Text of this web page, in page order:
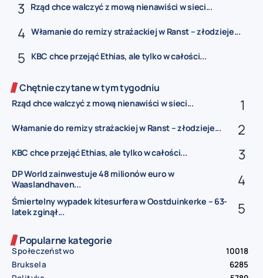
Rząd chce walczyć z mową nienawiści w sieci...
Włamanie do remizy strażackiej w Ranst – złodzieje...
KBC chce przejąć Ethias, ale tylko w całości...
Chętnie czytane w tym tygodniu
Rząd chce walczyć z mową nienawiści w sieci...
Włamanie do remizy strażackiej w Ranst – złodzieje...
KBC chce przejąć Ethias, ale tylko w całości...
DP World zainwestuje 48 milionów euro w
Waaslandhaven...
Śmiertelny wypadek kitesurfera w Oostduinkerke – 63-
latek zginął...
Popularne kategorie
Społeczeństwo
10018
Bruksela
6285